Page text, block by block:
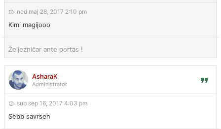
ned maj 28, 2017 2:10 pm
Kimi magijooo
Željezničar ante portas !
AsharaK
Administrator
sub sep 16, 2017 4:03 pm
Sebb savrsen